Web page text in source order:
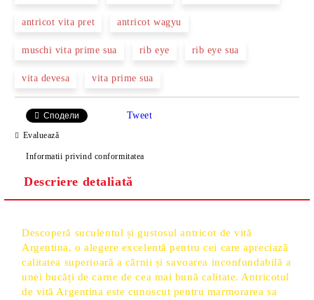
antricot vita pret antricot wagyu
muschi vita prime sua rib eye rib eye sua
vita devesa vita prime sua
Сподели Tweet
Evaluează
Informatii privind conformitatea
Descriere detaliată
Descoperă suculentul și gustosul antricot de vită
Argentina, o alegere excelentă pentru cei care apreciază
calitatea superioară a cărnii și savoarea inconfundabilă a
unei bucăți de carne de cea mai bună calitate. Antricotul
de vită Argentina este cunoscut pentru marmorarea sa